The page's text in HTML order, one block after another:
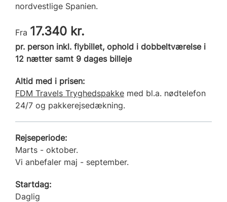
nordvestlige Spanien.
Fra 17.340 kr.
pr. person inkl. flybillet, ophold i dobbeltværelse i
12 nætter samt 9 dages billeje
Altid med i prisen:
FDM Travels Tryghedspakke med bl.a. nødtelefon
24/7 og pakkerejsedækning.
Rejseperiode:
Marts - oktober.
Vi anbefaler maj - september.
Startdag:
Daglig